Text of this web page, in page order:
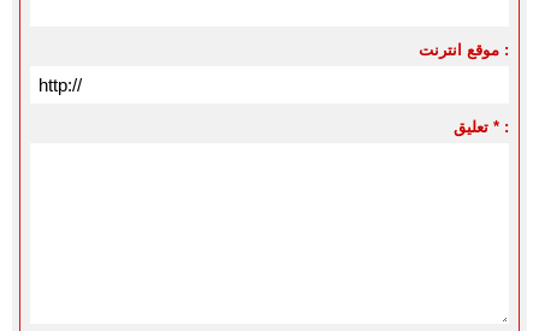
موقع انترنت :
تعليق * :